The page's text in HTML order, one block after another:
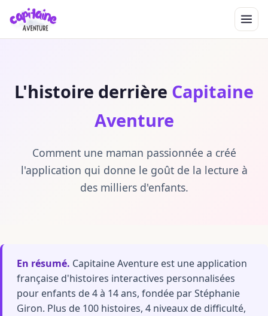
L'histoire derrière Capitaine
Aventure
Comment une maman passionnée a créé
l'application qui donne le goût de la lecture à
des milliers d'enfants.
En résumé. Capitaine Aventure est une application
française d'histoires interactives personnalisées
pour enfants de 4 à 14 ans, fondée par Stéphanie
Giron. Plus de 100 histoires, 4 niveaux de difficulté,